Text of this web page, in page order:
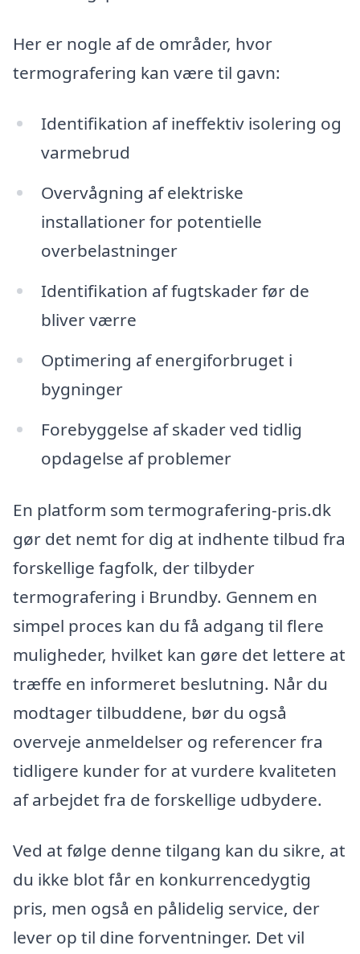
Her er nogle af de områder, hvor
termografering kan være til gavn:
Identifikation af ineffektiv isolering og
varmebrud
Overvågning af elektriske
installationer for potentielle
overbelastninger
Identifikation af fugtskader før de
bliver værre
Optimering af energiforbruget i
bygninger
Forebyggelse af skader ved tidlig
opdagelse af problemer
En platform som termografering-pris.dk
gør det nemt for dig at indhente tilbud fra
forskellige fagfolk, der tilbyder
termografering i Brundby. Gennem en
simpel proces kan du få adgang til flere
muligheder, hvilket kan gøre det lettere at
træffe en informeret beslutning. Når du
modtager tilbuddene, bør du også
overveje anmeldelser og referencer fra
tidligere kunder for at vurdere kvaliteten
af arbejdet fra de forskellige udbydere.
Ved at følge denne tilgang kan du sikre, at
du ikke blot får en konkurrencedygtig
pris, men også en pålidelig service, der
lever op til dine forventninger. Det vil